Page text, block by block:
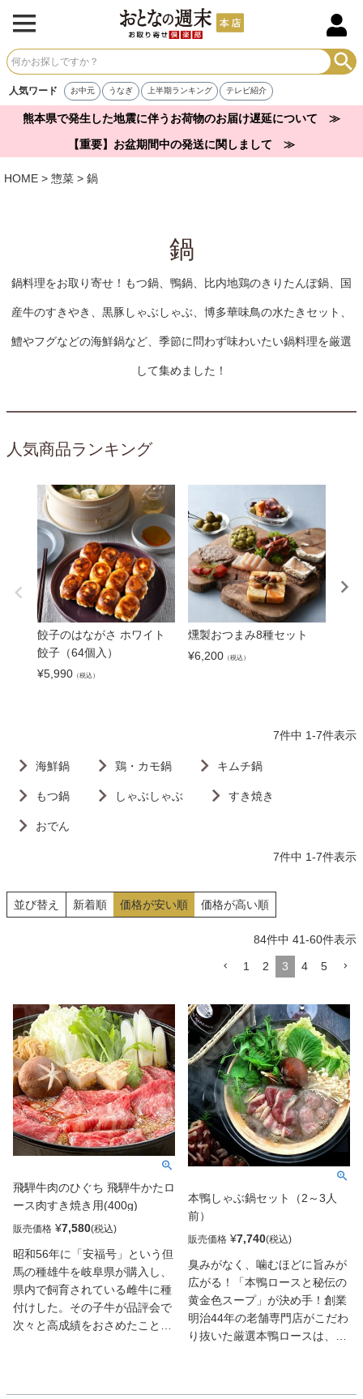
人気ワード お中元 うなぎ 上半期ランキング テレビ紹介
熊本県で発生した地震に伴うお荷物のお届け遅延について ≫
【重要】お盆期間中の発送に関しまして ≫
HOME 惣菜 鍋
鍋
鍋料理をお取り寄せ！もつ鍋、鴨鍋、比内地鶏のきりたんぽ鍋、国
産牛のすきやき、黒豚しゃぶしゃぶ、博多華味鳥の水たきセット、
鱧やフグなどの海鮮鍋など、季節に問わず味わいたい鍋料理を厳選
して集めました！
人気商品ランキング
餃子のはながさ ホワイト
餃子（64個入）
¥5,990 （税込）
燻製おつまみ8種セット
¥6,200 （税込）
7件中 1-7件表示
おでん
すき焼き
しゃぶしゃぶ
もつ鍋
キムチ鍋
鶏・カモ鍋
海鮮鍋
7件中 1-7件表示
並び替え 新着順 価格が安い順 価格が高い順
84件中 41-60件表示
1 2 3 4 5
飛騨牛肉のひぐち 飛騨牛かたロ
ース肉すき焼き用(400g)
販売価格 ¥7,580
昭和56年に「安福号」という但
馬の種雄牛を岐阜県が購入し、
県内で飼育されている雌牛に種
付けした。その子牛が品評会で
次々と高成績をおさめたことか
本鴨しゃぶ鍋セット（2～3人
前）
販売価格 ¥7,740
臭みがなく、噛むほどに旨みが
広がる！「本鴨ロースと秘伝の
黄金色スープ」が決め手！創業
明治44年の老舗専門店がこだわ
り抜いた厳選本鴨ロースは、添